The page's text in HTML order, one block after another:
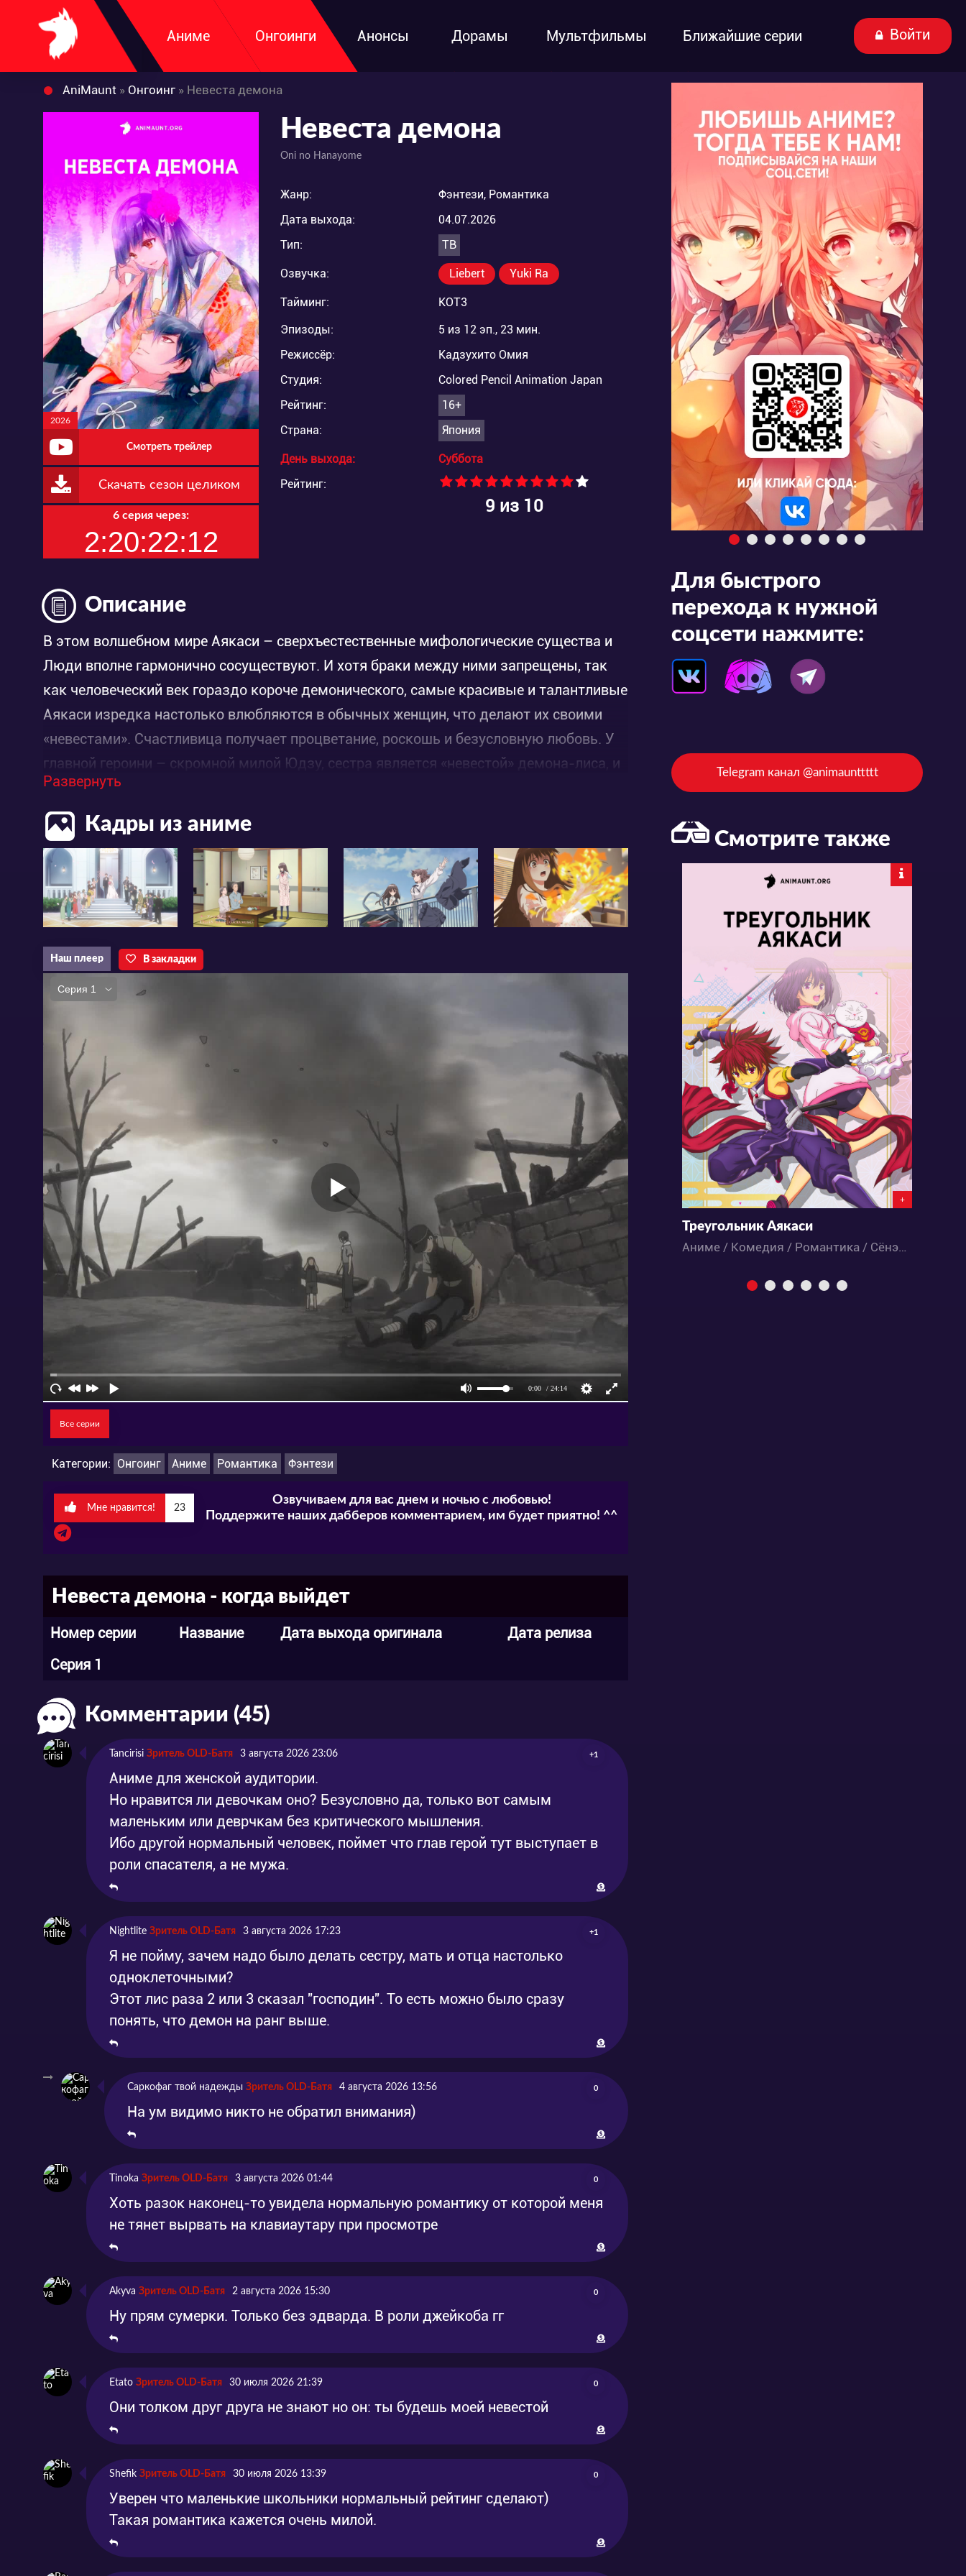
Аниме Онгоинги Анонсы Дорамы Мультфильмы Ближайшие серии Войти
AniMaunt » Онгоинг » Невеста демона
2026
Смотреть трейлер
Скачать сезон целиком
6 серия через:
2:20:22:11
Невеста демона
Oni no Hanayome
Жанр:
Фэнтези, Романтика
Дата выхода:
04.07.2026
Тип:
ТВ
Озвучка: Liebert Yuki Ra
Тайминг:
KOT3
Эпизоды:
5 из 12 эп., 23 мин.
Режиссёр:
Кадзухито Омия
Студия:
Colored Pencil Animation Japan
Рейтинг:
16+
Страна:
Япония
День выхода:
Суббота
Рейтинг:
9 из 10
Описание
В этом волшебном мире Аякаси – сверхъестественные мифологические существа и
Люди вполне гармонично сосуществуют. И хотя браки между ними запрещены, так
как человеческий век гораздо короче демонического, самые красивые и талантливые
Аякаси изредка настолько влюбляются в обычных женщин, что делают их своими
«невестами». Счастливица получает процветание, роскошь и безусловную любовь. У
главной героини – скромной милой Юдзу, сестра является «невестой» демона-лиса, и
вся семья восхищается надменной красоткой. Юдзу же слышит в свой адрес лишь
насмешки и упрёки. Но только до тех пор, пока на её пути не встречается самый
прекрасный из всех Аякаси, нарёкший её своей женой!
Развернуть
Кадры из аниме
Наш плеер В закладки
Все серии
Категории: Онгоинг Аниме Романтика Фэнтези
Мне нравится! 23
Озвучиваем для вас днем и ночью с любовью!
Поддержите наших дабберов комментарием, им будет приятно! ^^
Невеста демона - когда выйдет
Номер серии Название Дата выхода оригинала
Дата релиза
Серия 1
Комментарии (45)
Tancirisi Зритель OLD-Батя 3 августа 2026 23:06 +1
Аниме для женской аудитории.
Но нравится ли девочкам оно? Безусловно да, только вот самым
маленьким или деврчкам без критического мышления.
Ибо другой нормальный человек, поймет что глав герой тут выступает в
роли спасателя, а не мужа.
Nightlite Зритель OLD-Батя 3 августа 2026 17:23 +1
Я не пойму, зачем надо было делать сестру, мать и отца настолько
одноклеточными?
Этот лис раза 2 или 3 сказал "господин". То есть можно было сразу
понять, что демон на ранг выше.
Саркофаг твой надежды Зритель OLD-Батя 4 августа 2026 13:56 0
На ум видимо никто не обратил внимания)
Tinoka Зритель OLD-Батя 3 августа 2026 01:44 0
Хоть разок наконец-то увидела нормальную романтику от которой меня
не тянет вырвать на клавиаутару при просмотре
Akyva Зритель OLD-Батя 2 августа 2026 15:30 0
Ну прям сумерки. Только без эдварда. В роли джейкоба гг
Etato Зритель OLD-Батя 30 июля 2026 21:39 0
Они толком друг друга не знают но он: ты будешь моей невестой
Shefik Зритель OLD-Батя 30 июля 2026 13:39 0
Уверен что маленькие школьники нормальный рейтинг сделают)
Такая романтика кажется очень милой.
Для быстрого
перехода к нужной
соцсети нажмите:
Telegram канал @animaunttttt
Смотрите также
+
Треугольник Аякаси
Аниме / Комедия / Романтика / Сёнэн / Экшен / Этти